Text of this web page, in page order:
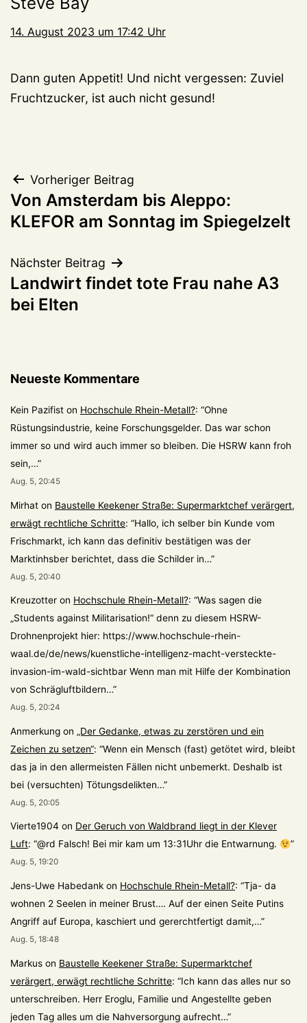
14. August 2023 um 17:42 Uhr
Dann guten Appetit! Und nicht vergessen: Zuviel
Fruchtzucker, ist auch nicht gesund!
Beitragsnavigation
Vorheriger Beitrag
Von Amsterdam bis Aleppo:
KLEFOR am Sonntag im Spiegelzelt
Nächster Beitrag
Landwirt findet tote Frau nahe A3
bei Elten
Neueste Kommentare
Kein Pazifist on Hochschule Rhein-Metall?: “Ohne
Rüstungsindustrie, keine Forschungsgelder. Das war schon
immer so und wird auch immer so bleiben. Die HSRW kann froh
sein,…”
Aug. 5, 20:45
Mirhat on Baustelle Keekener Straße: Supermarktchef verärgert,
erwägt rechtliche Schritte: “Hallo, ich selber bin Kunde vom
Frischmarkt, ich kann das definitiv bestätigen was der
Marktinhsber berichtet, dass die Schilder in…”
Aug. 5, 20:40
Kreuzotter on Hochschule Rhein-Metall?: “Was sagen die
„Students against Militarisation!“ denn zu diesem HSRW-
Drohnenprojekt hier: https://www.hochschule-rhein-
waal.de/de/news/kuenstliche-intelligenz-macht-versteckte-
invasion-im-wald-sichtbar Wenn man mit Hilfe der Kombination
von Schrägluftbildern…”
Aug. 5, 20:24
Anmerkung on „Der Gedanke, etwas zu zerstören und ein
Zeichen zu setzen“: “Wenn ein Mensch (fast) getötet wird, bleibt
das ja in den allermeisten Fällen nicht unbemerkt. Deshalb ist
bei (versuchten) Tötungsdelikten…”
Aug. 5, 20:05
Vierte1904 on Der Geruch von Waldbrand liegt in der Klever
Luft: “@rd Falsch! Bei mir kam um 13:31Uhr die Entwarnung. ”
Aug. 5, 19:20
Jens-Uwe Habedank on Hochschule Rhein-Metall?: “Tja- da
wohnen 2 Seelen in meiner Brust…. Auf der einen Seite Putins
Angriff auf Europa, kaschiert und gererchtfertigt damit,…”
Aug. 5, 18:48
Markus on Baustelle Keekener Straße: Supermarktchef
verärgert, erwägt rechtliche Schritte: “Ich kann das alles nur so
unterschreiben. Herr Eroglu, Familie und Angestellte geben
jeden Tag alles um die Nahversorgung aufrecht…”